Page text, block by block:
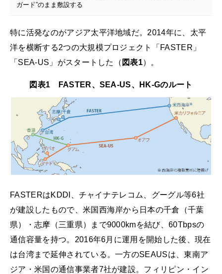
ガード”のまま敷設する
特に活発なのがアジア太平洋地域だ。2014年に、太平
洋を横断する2つの大規模プロジェクト「FASTER」
「SEA-US」がスタートした（ 図表1）。
図表1 FASTER、SEA-US、HK-Gのルート
FASTERはKDDI、チャイナテレコム、グーグル等6社
が建設したもので、米国西海岸から日本の千倉（千葉
県）・志摩（三重県）まで9000kmを結び、60Tbpsの
通信容量を持つ。2016年6月に運用を開始した後、現在
は台湾まで延伸されている。一方のSEAUSは、東南ア
ジア・米国の通信事業者7社が建設。フィリピン・イン